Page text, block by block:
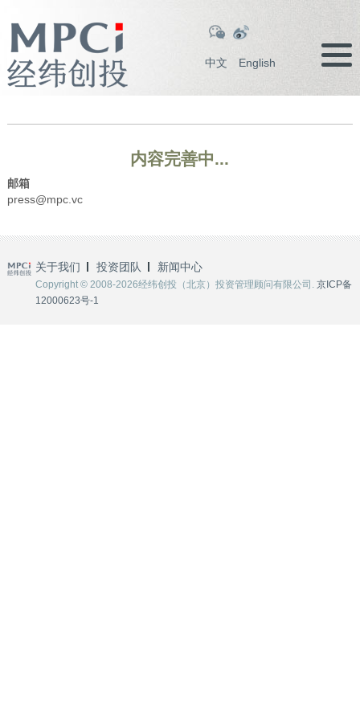
中文 English
内容完善中...
邮箱
press@mpc.vc
关于我们 投资团队 新闻中心
Copyright © 2008-2026经纬创投（北京）投资管理顾问有限公司. 京ICP备
12000623号-1